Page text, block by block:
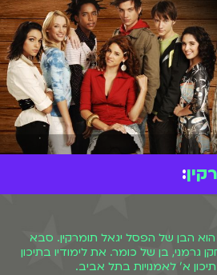
:
הוא הבן של הפסל יגאל תומרקין. סבא
גרמני, בן של כומר. את לימודיו בתיכון
א' לאמנויות בתל אביב.